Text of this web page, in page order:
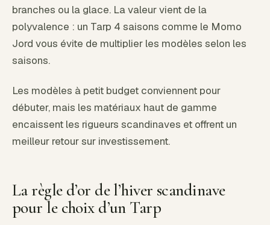
branches ou la glace. La valeur vient de la
polyvalence : un Tarp 4 saisons comme le Momo
Jord vous évite de multiplier les modèles selon les
saisons.
Les modèles à petit budget conviennent pour
débuter, mais les matériaux haut de gamme
encaissent les rigueurs scandinaves et offrent un
meilleur retour sur investissement.
La règle d’or de l’hiver scandinave
pour le choix d’un Tarp